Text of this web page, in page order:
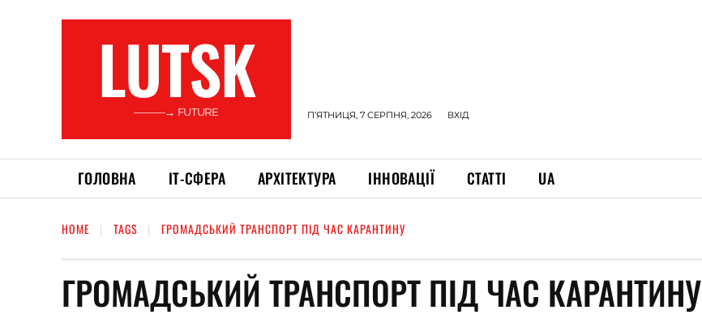
LUTSK
———→ FUTURE П’ЯТНИЦЯ, 7 СЕРПНЯ, 2026 ВХІД
ГОЛОВНА ІТ-СФЕРА АРХІТЕКТУРА ІННОВАЦІЇ СТАТТІ UA
HOME TAGS ГРОМАДСЬКИЙ ТРАНСПОРТ ПІД ЧАС КАРАНТИНУ
ГРОМАДСЬКИЙ ТРАНСПОРТ ПІД ЧАС КАРАНТИНУ